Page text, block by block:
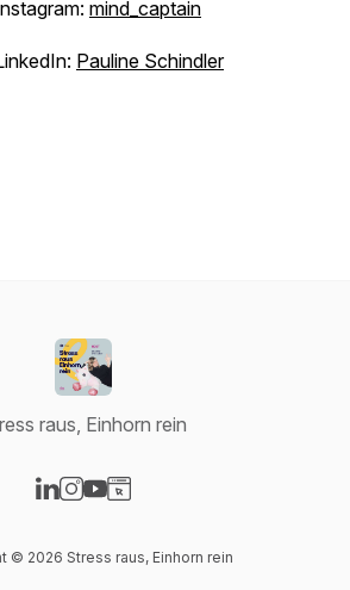
mind_captain
Pauline Schindler
raus, Einhorn rein
© 2026 Stress raus, Einhorn rein